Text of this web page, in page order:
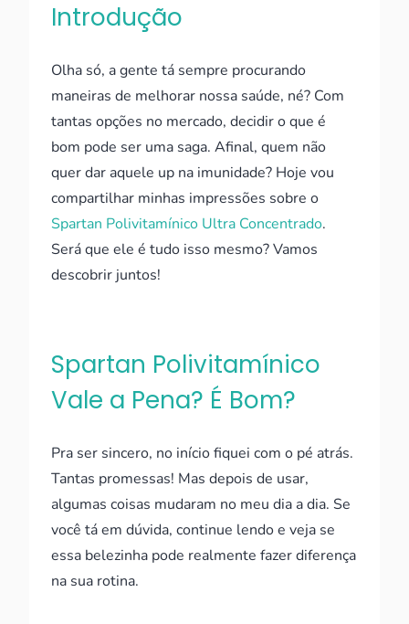
Introdução
Olha só, a gente tá sempre procurando
maneiras de melhorar nossa saúde, né? Com
tantas opções no mercado, decidir o que é
bom pode ser uma saga. Afinal, quem não
quer dar aquele up na imunidade? Hoje vou
compartilhar minhas impressões sobre o
Spartan Polivitamínico Ultra Concentrado.
Será que ele é tudo isso mesmo? Vamos
descobrir juntos!
Spartan Polivitamínico
Vale a Pena? É Bom?
Pra ser sincero, no início fiquei com o pé atrás.
Tantas promessas! Mas depois de usar,
algumas coisas mudaram no meu dia a dia. Se
você tá em dúvida, continue lendo e veja se
essa belezinha pode realmente fazer diferença
na sua rotina.